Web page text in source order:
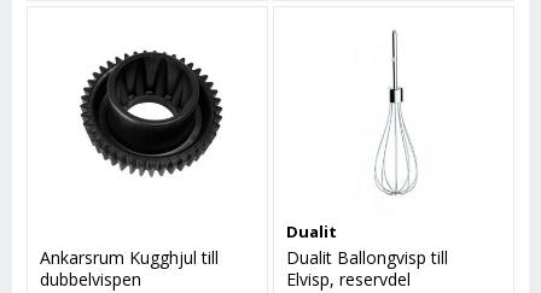
Ankarsrum Kugghjul till
dubbelvispen
Dualit
Dualit Ballongvisp till
Elvisp, reservdel